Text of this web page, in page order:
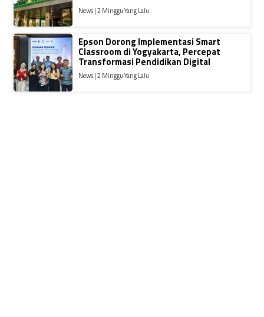
News | 2 Minggu Yang Lalu
Epson Dorong Implementasi Smart
Classroom di Yogyakarta, Percepat
Transformasi Pendidikan Digital
News | 2 Minggu Yang Lalu